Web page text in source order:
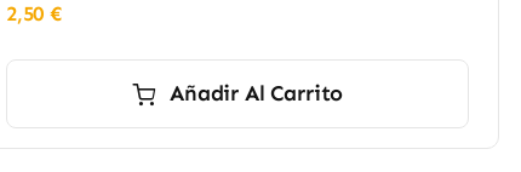
2,50€
Añadir Al Carrito